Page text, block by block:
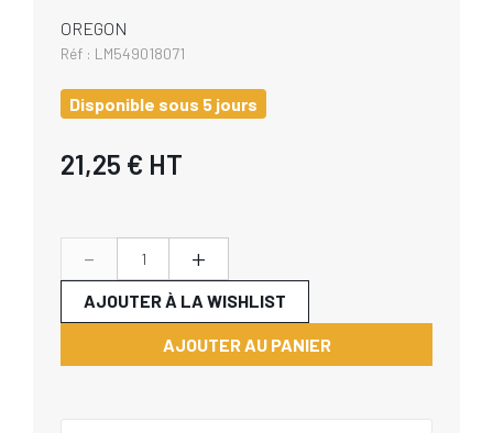
OREGON
Réf : LM549018071
Disponible sous 5 jours
21,25 € HT
- +
AJOUTER AU PANIER
AJOUTER À LA WISHLIST